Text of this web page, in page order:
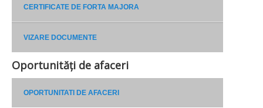
CERTIFICATE DE FORTA MAJORA
VIZARE DOCUMENTE
Oportunități de afaceri
OPORTUNITATI DE AFACERI